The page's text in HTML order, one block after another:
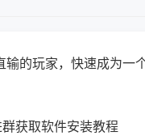
的玩家，快速成为一
获取软件安装教程